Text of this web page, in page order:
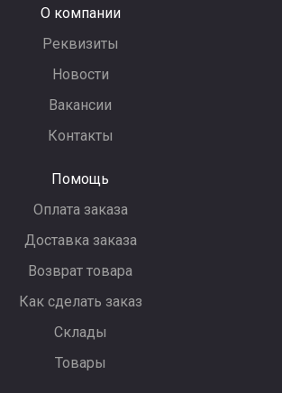
О компании
Реквизиты
Новости
Вакансии
Контакты
Помощь
Оплата заказа
Доставка заказа
Возврат товара
Как сделать заказ
Склады
Товары